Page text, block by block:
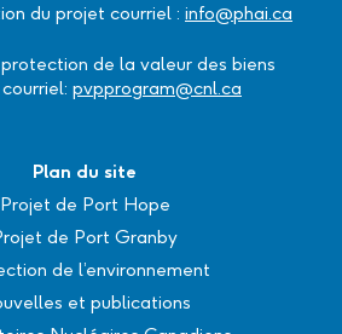
du projet courriel : info@phai.ca
de la valeur des biens
pvpprogram@cnl.ca
Plan du site
Projet de Port Hope
de Port Granby
de l’environnement
et publications